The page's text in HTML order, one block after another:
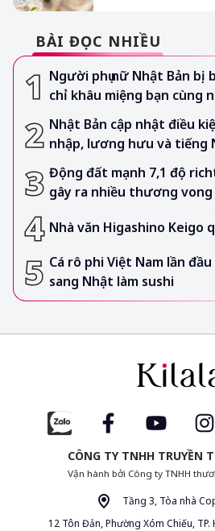
BÀI ĐỌC NHIỀU
Người phụ nữ Nhật Bản bị
chỉ khâu miệng bạn cùng
Nhật Bản cập nhật điều
nhập, lương hưu và tiếng
Động đất mạnh 7,1 độ
gây ra nhiều thương vong
Nhà văn Higashino Keigo
Cá rô phi Việt Nam lần
sang Nhật làm sushi
CÔNG TY TNHH TRUYỀN
Vận hành bởi Công ty TNHH
Tầng 3, Tòa nhà
12 Tôn Đản, Phường Xóm Chiếu, TP.